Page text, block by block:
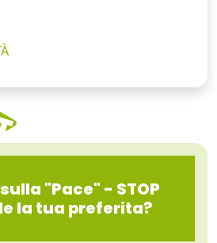
"Pace" - STOP
la tua preferita?